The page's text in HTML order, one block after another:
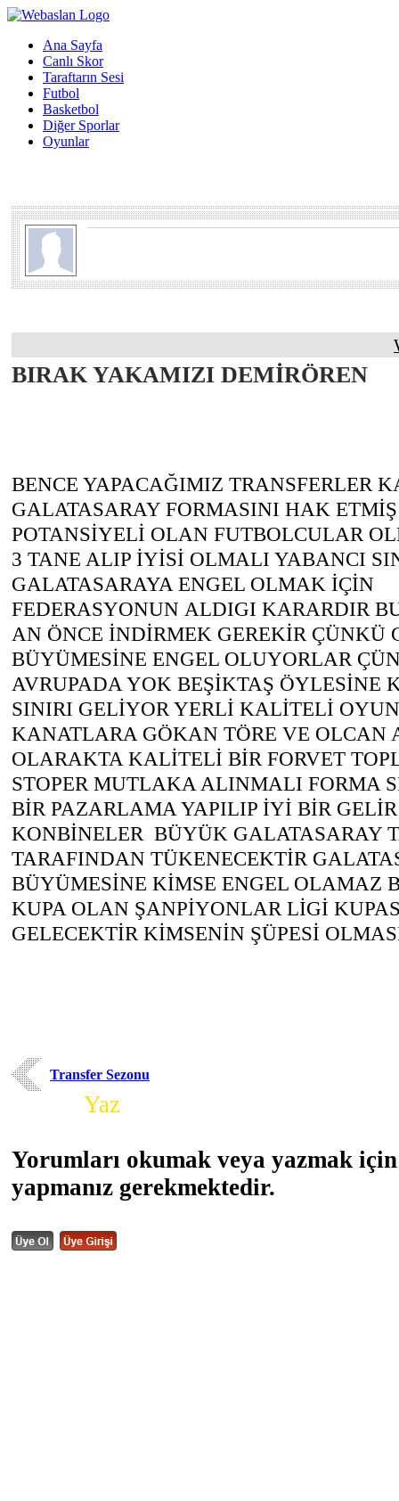
Ana Sayfa
Canlı Skor
Taraftarın Sesi
Futbol
Basketbol
Diğer Sporlar
Oyunlar
BIRAK YAKAMIZI DEMİRÖREN
BENCE YAPACAĞIMIZ TRANSFERLER
GALATASARAY FORMASINI HAK
POTANSİYELİ OLAN FUTBOLCULAR
3 TANE ALIP İYİSİ OLMALI YABANCI
GALATASARAYA ENGEL OLMAK İÇİN
FEDERASYONUN ALDIGI KARARDIR
AN ÖNCE İNDİRMEK GEREKİR ÇÜNKÜ
BÜYÜMESİNE ENGEL OLUYORLAR
AVRUPADA YOK BEŞİKTAŞ ÖYLESİNE
SINIRI GELİYOR YERLİ KALİTELİ
KANATLARA GÖKAN TÖRE VE OLCAN
OLARAKTA KALİTELİ BİR FORVET
STOPER MUTLAKA ALINMALI FORMA
BİR PAZARLAMA YAPILIP İYİ BİR
KONBİNELER BÜYÜK GALATASARAY
TARAFINDAN TÜKENECEKTİR
BÜYÜMESİNE KİMSE ENGEL OLAMAZ
KUPA OLAN ŞANPİYONLAR LİGİ
GELECEKTİR KİMSENİN ŞÜPESİ
Transfer Sezonu
Yaz
Yorumları okumak veya yazmak
yapmanız gerekmektedir.